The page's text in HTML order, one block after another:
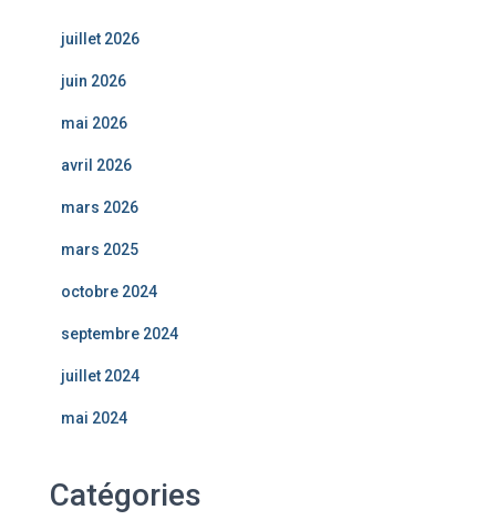
juillet 2026
juin 2026
mai 2026
avril 2026
mars 2026
mars 2025
octobre 2024
septembre 2024
juillet 2024
mai 2024
Catégories